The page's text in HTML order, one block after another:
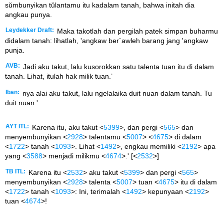
sŭmbunyikan tŭlantamu itu kadalam tanah, bahwa initah dia
angkau punya.
Leydekker Draft:
Maka takotlah dan pergilah patek simpan buharmu
didalam tanah: lihatlah, 'angkaw ber`awleh barang jang 'angkaw
punja.
AVB: Jadi aku takut, lalu kusorokkan satu talenta tuan itu di dalam
tanah. Lihat, itulah hak milik tuan.’
Iban:
nya alai aku takut, lalu ngelalaika duit nuan dalam tanah. Tu
duit nuan.'
AYT ITL: Karena itu, aku takut <5399>, dan pergi <565> dan
menyembunyikan <2928> talentamu <5007> <4675> di dalam
<1722> tanah <1093>. Lihat <1492>, engkau memiliki <2192> apa
yang <3588> menjadi milikmu <4674>.' [<2532>]
TB ITL: Karena itu <2532> aku takut <5399> dan pergi <565>
menyembunyikan <2928> talenta <5007> tuan <4675> itu di dalam
<1722> tanah <1093>: Ini, terimalah <1492> kepunyaan <2192>
tuan <4674>!